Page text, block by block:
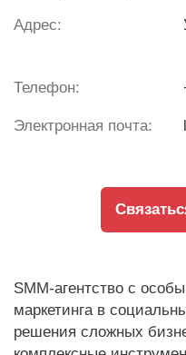
Адрес:
Телефон:
Электронная почта:
SMM-агентство с
маркетинга в
решения сложных